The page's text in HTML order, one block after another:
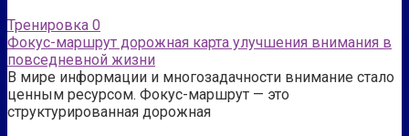
Тренировка 0
Фокус-маршрут дорожная карта улучшения внимания в
повседневной жизни
В мире информации и многозадачности внимание стало
ценным ресурсом. Фокус-маршрут — это
структурированная дорожная